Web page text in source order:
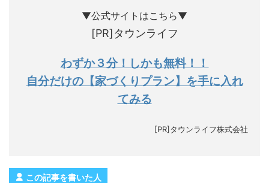
▼公式サイトはこちら▼
[PR]タウンライフ
わずか３分！しかも無料！！
自分だけの【家づくりプラン】を手に入れ
てみる
[PR]タウンライフ株式会社
この記事を書いた人